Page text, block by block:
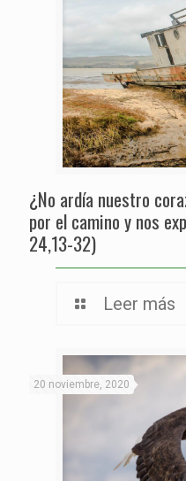
¿No ardía nuestro
por el camino y nos
24,13-32)
Leer más
20 noviembre, 2020